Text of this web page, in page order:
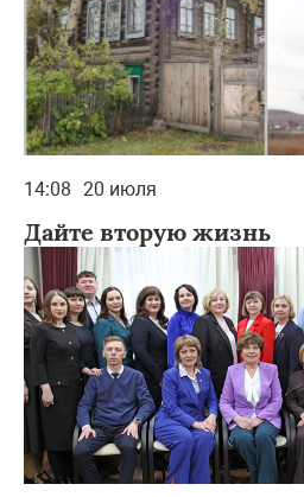
14:08 20 июля
Дайте вторую жизнь